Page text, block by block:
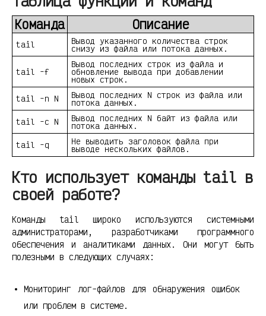
Команда Описание
tail Вывод указанного количества строк
снизу из файла или потока данных.
tail -f
Вывод последних строк из файла и
обновление вывода при добавлении
новых строк.
tail -n N
Вывод последних N строк из файла или
потока данных.
tail -c N
Вывод последних N байт из файла или
потока данных.
tail -q
Не выводить заголовок файла при
выводе нескольких файлов.
Кто использует команды tail в
своей работе?
Команды tail широко используются системными
администраторами, разработчиками программного
обеспечения и аналитиками данных. Они могут быть
полезными в следующих случаях:
Мониторинг лог-файлов для обнаружения ошибок
или проблем в системе.